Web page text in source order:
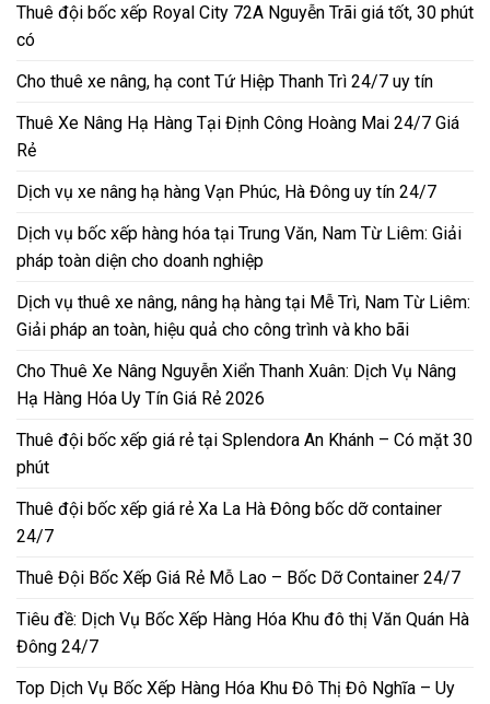
Thuê đội bốc xếp Royal City 72A Nguyễn Trãi giá tốt, 30 phút
có
Cho thuê xe nâng, hạ cont Tứ Hiệp Thanh Trì 24/7 uy tín
Thuê Xe Nâng Hạ Hàng Tại Định Công Hoàng Mai 24/7 Giá
Rẻ
Dịch vụ xe nâng hạ hàng Vạn Phúc, Hà Đông uy tín 24/7
Dịch vụ bốc xếp hàng hóa tại Trung Văn, Nam Từ Liêm: Giải
pháp toàn diện cho doanh nghiệp
Dịch vụ thuê xe nâng, nâng hạ hàng tại Mễ Trì, Nam Từ Liêm:
Giải pháp an toàn, hiệu quả cho công trình và kho bãi
Cho Thuê Xe Nâng Nguyễn Xiển Thanh Xuân: Dịch Vụ Nâng
Hạ Hàng Hóa Uy Tín Giá Rẻ 2026
Thuê đội bốc xếp giá rẻ tại Splendora An Khánh – Có mặt 30
phút
Thuê đội bốc xếp giá rẻ Xa La Hà Đông bốc dỡ container
24/7
Thuê Đội Bốc Xếp Giá Rẻ Mỗ Lao – Bốc Dỡ Container 24/7
Tiêu đề: Dịch Vụ Bốc Xếp Hàng Hóa Khu đô thị Văn Quán Hà
Đông 24/7
Top Dịch Vụ Bốc Xếp Hàng Hóa Khu Đô Thị Đô Nghĩa – Uy